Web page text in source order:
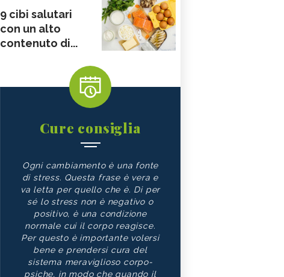
9 cibi salutari
con un alto
contenuto di...
Cure consiglia
Ogni cambiamento è una fonte
di stress. Questa frase è vera e
va letta per quello che è. Di per
sé lo stress non è negativo o
positivo, è una condizione
normale cui il corpo reagisce.
Per questo è importante volersi
bene e prendersi cura del
sistema meraviglioso corpo-
psiche, in modo che quando il